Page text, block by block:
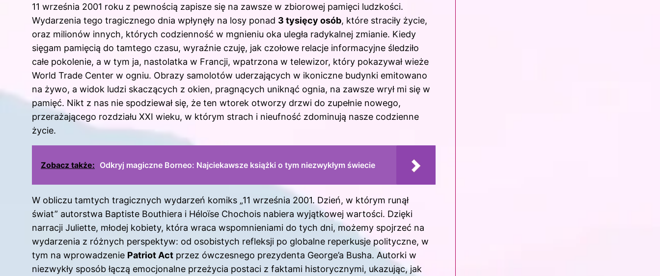
11 września 2001 roku z pewnością zapisze się na zawsze w zbiorowej pamięci ludzkości.
Wydarzenia tego tragicznego dnia wpłynęły na losy ponad 3 tysięcy osób, które straciły życie,
oraz milionów innych, których codzienność w mgnieniu oka uległa radykalnej zmianie. Kiedy
sięgam pamięcią do tamtego czasu, wyraźnie czuję, jak czołowe relacje informacyjne śledziło
całe pokolenie, a w tym ja, nastolatka w Francji, wpatrzona w telewizor, który pokazywał wieże
World Trade Center w ogniu. Obrazy samolotów uderzających w ikoniczne budynki emitowano
na żywo, a widok ludzi skaczących z okien, pragnących uniknąć ognia, na zawsze wrył mi się w
pamięć. Nikt z nas nie spodziewał się, że ten wtorek otworzy drzwi do zupełnie nowego,
przerażającego rozdziału XXI wieku, w którym strach i nieufność zdominują nasze codzienne
życie.
Zobacz także: Odkryj magiczne Borneo: Najciekawsze książki o tym niezwykłym świecie
W obliczu tamtych tragicznych wydarzeń komiks „11 września 2001. Dzień, w którym runął
świat” autorstwa Baptiste Bouthiera i Héloïse Chochois nabiera wyjątkowej wartości. Dzięki
narracji Juliette, młodej kobiety, która wraca wspomnieniami do tych dni, możemy spojrzeć na
wydarzenia z różnych perspektyw: od osobistych refleksji po globalne reperkusje polityczne, w
tym na wprowadzenie Patriot Act przez ówczesnego prezydenta George’a Busha. Autorki w
niezwykły sposób łączą emocjonalne przeżycia postaci z faktami historycznymi, ukazując, jak